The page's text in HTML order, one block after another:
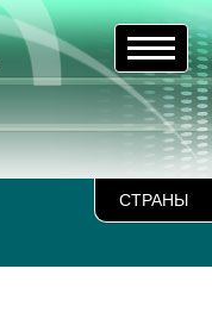
СТРАНЫ